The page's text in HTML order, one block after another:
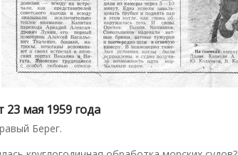
мая 1959 года
Берег.